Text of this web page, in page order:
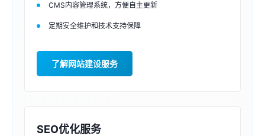
CMS内容管理系统，方便自主更新
定期安全维护和技术支持保障
了解网站建设服务
SEO优化服务